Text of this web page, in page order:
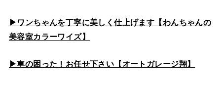
▶ワンちゃんを丁寧に美しく仕上げます【わんちゃんの
美容室カラーワイズ】
▶車の困った！お任せ下さい【オートガレージ翔】